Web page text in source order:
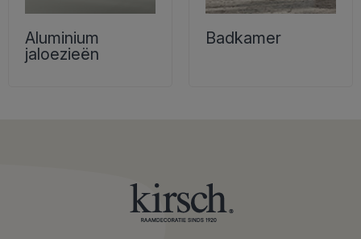
Aluminium
jaloezieën
Badkamer